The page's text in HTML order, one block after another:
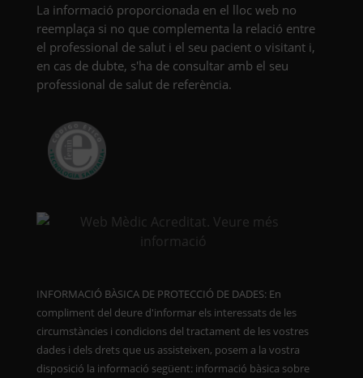
La informació proporcionada en el lloc web no
reemplaça si no que complementa la relació entre
el professional de salut i el seu pacient o visitant i,
en cas de dubte, s'ha de consultar amb el seu
professional de salut de referència.
INFORMACIÓ BÀSICA DE PROTECCIÓ DE DADES: En
compliment del deure d'informar els interessats de les
circumstàncies i condicions del tractament de les vostres
dades i dels drets que us assisteixen, posem a la vostra
disposició la informació següent: informació bàsica sobre